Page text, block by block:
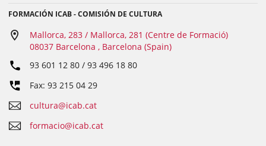
FORMACIÓN ICAB - COMISIÓN DE CULTURA
Mallorca, 283 / Mallorca, 281 (Centre de Formació)
08037 Barcelona , Barcelona (Spain)
93 601 12 80 / 93 496 18 80
Fax: 93 215 04 29
cultura@icab.cat
formacio@icab.cat